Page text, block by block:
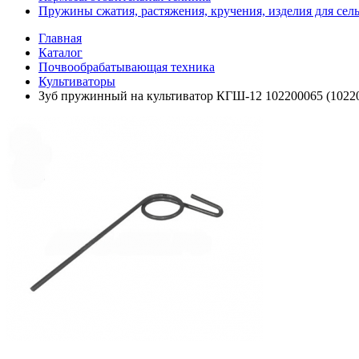
Пружины сжатия, растяжения, кручения, изделия для
Главная
Каталог
Почвообрабатывающая техника
Культиваторы
Зуб пружинный на культиватор КГШ-12 102200065